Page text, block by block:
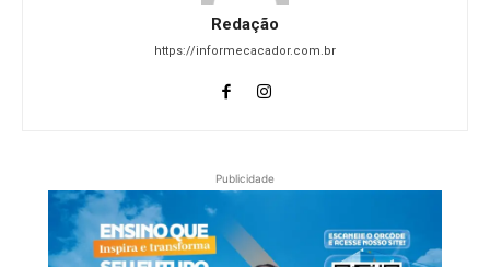
Redação
https://informecacador.com.br
Publicidade